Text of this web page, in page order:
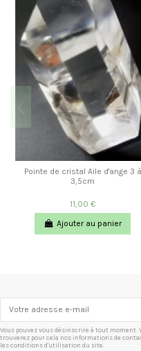
Pointe de cristal Aile d'ange 3 à
3,5cm
11,00 €
Ajouter au panier
Vous pouvez vous désinscrire à tout moment.
trouverez pour cela nos informations de
les conditions d'utilisation du site.